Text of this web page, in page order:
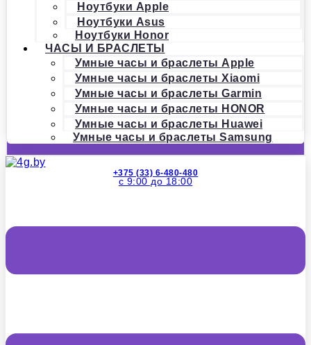
Ноутбуки Apple
Ноутбуки Asus
Ноутбуки Honor
ЧАСЫ И БРАСЛЕТЫ
Умные часы и браслеты Apple
Умные часы и браслеты Xiaomi
Умные часы и браслеты Garmin
Умные часы и браслеты HONOR
Умные часы и браслеты Huawei
Умные часы и браслеты Samsung
+375 (33) 6-480-480
с 9:00 до 18:00